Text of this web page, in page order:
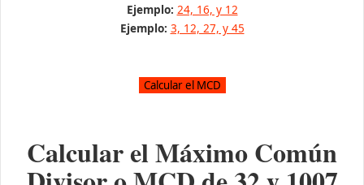
Ejemplo: 24, 16, y 12
Ejemplo: 3, 12, 27, y 45
Calcular el Máximo Común